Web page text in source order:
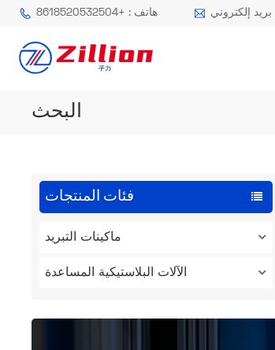
هاتف : +8618520532504
البحث
فئات المنتجات
ماكينات التبريد
الآلات البلاستيكية المساعدة